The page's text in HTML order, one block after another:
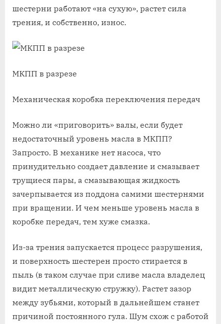
шестерни работают «на сухую», растет сила
трения, и собственно, износ.
МКПП в разрезе
Механическая коробка переключения передач
Можно ли «приговорить» валы, если будет
недостаточный уровень масла в МКПП?
Запросто. В механике нет насоса, что
принудительно создает давление и смазывает
трущиеся пары, а смазывающая жидкость
зачерпывается из поддона самими шестернями
при вращении. И чем меньше уровень масла в
коробке передач, тем хуже смазка.
Из-за трения запускается процесс разрушения,
и поверхность шестерен просто стирается в
пыль (в таком случае при сливе масла владелец
видит металлическую стружку). Растет зазор
между зубьями, который в дальнейшем станет
причиной постоянного гула. Шум схож с работой